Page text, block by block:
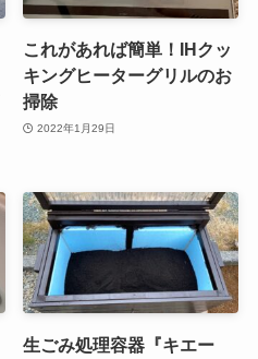
これがあれば簡単！IHクッ
キングヒーターグリルのお
掃除
2022年1月29日
生ごみ処理容器『キエー